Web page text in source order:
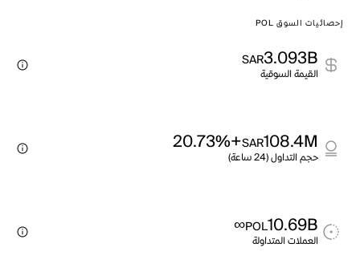
إحصائيات السوق POL
3.093B
SAR
القيمة السوقية
108.4M
SAR
+20.73%
حجم التداول (24 ساعة)
10.69B
POL
∞
العملات المتداولة